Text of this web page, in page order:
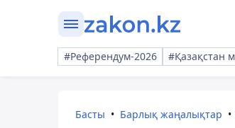
#Референдум-2026 #Қазақстан
Басты Барлық жаңалықтар